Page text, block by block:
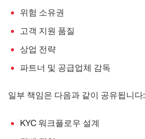
위험 소유권
고객 지원 품질
상업 전략
파트너 및 공급업체 감독
일부 책임은 다음과 같이 공유됩니다:
KYC 워크플로우 설계